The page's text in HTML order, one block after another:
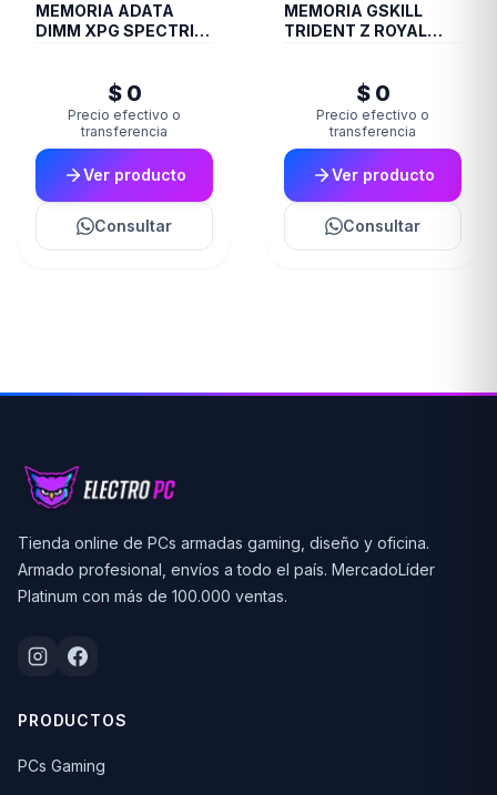
MEMORIA ADATA
DIMM XPG SPECTRIX
$ 0
Precio efectivo o
transferencia
Ver producto
Consultar
MEMORIA GSKILL
TRIDENT Z ROYAL
$ 0
Precio efectivo o
transferencia
Ver producto
Consultar
Tienda online de PCs armadas gaming, diseño y oficina.
Armado profesional, envíos a todo el país. MercadoLíder
Platinum con más de 100.000 ventas.
PRODUCTOS
PCs Gaming